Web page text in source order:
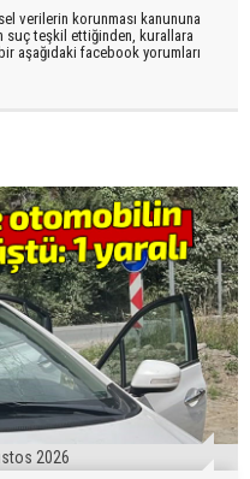
verilerin korunması kanununa
suç teşkil ettiğinden, kurallara
aşağıdaki facebook yorumları
2026